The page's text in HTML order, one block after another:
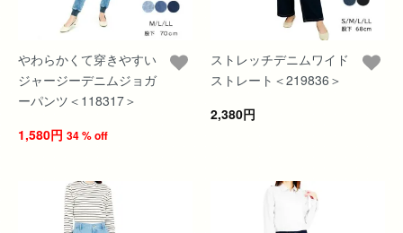
やわらかくて穿きやすい
ジャージーデニムジョガ
ーパンツ＜118317＞
1,580円 34 % off
ストレッチデニムワイド
ストレート＜219836＞
2,380円